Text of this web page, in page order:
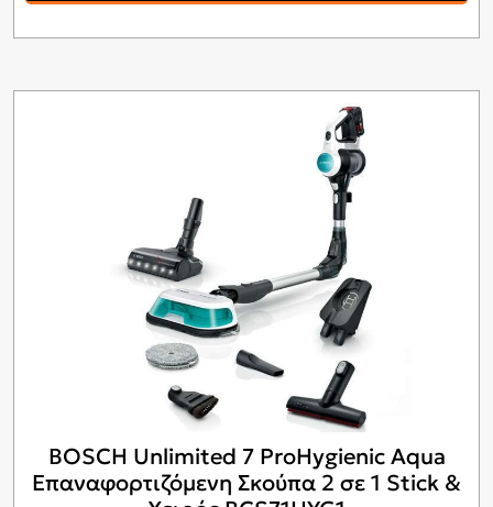
BOSCH Unlimited 7 ProHygienic Aqua
Επαναφορτιζόμενη Σκούπα 2 σε 1 Stick &